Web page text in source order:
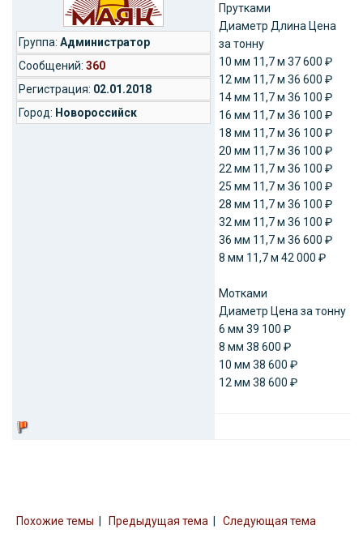
Группа: Администратор
Cообщений: 360
Регистрация: 02.01.2018
Город: Новороссийск
Прутками
Диаметр Длина Цена
за тонну
10 мм 11,7 м 37 600 ₽
12 мм 11,7 м 36 600 ₽
14 мм 11,7 м 36 100 ₽
16 мм 11,7 м 36 100 ₽
18 мм 11,7 м 36 100 ₽
20 мм 11,7 м 36 100 ₽
22 мм 11,7 м 36 100 ₽
25 мм 11,7 м 36 100 ₽
28 мм 11,7 м 36 100 ₽
32 мм 11,7 м 36 100 ₽
36 мм 11,7 м 36 600 ₽
8 мм 11,7 м 42 000 ₽
Мотками
Диаметр Цена за тонну
6 мм 39 100 ₽
8 мм 38 600 ₽
10 мм 38 600 ₽
12 мм 38 600 ₽
Похожие темы Предыдущая тема Следующая тема